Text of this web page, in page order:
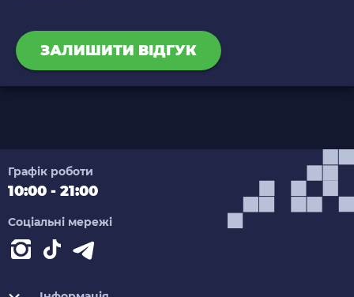
ЗАЛИШИТИ ВІДГУК
Графік роботи
10:00 - 21:00
Соціальні мережі